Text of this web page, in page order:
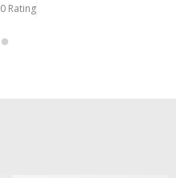
0 Rating